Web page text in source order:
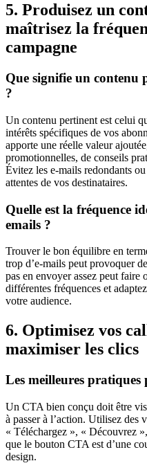
5. Produisez un
maîtrisez la
campagne
Que signifie un contenu
?
Un contenu pertinent est celui
intérêts spécifiques de vos
apporte une réelle valeur
promotionnelles, de conseils
Évitez les e-mails redondants
attentes de vos destinataires.
Quelle est la fréquence
emails ?
Trouver le bon équilibre en
trop d’e-mails peut provoquer
pas en envoyer assez peut faire
différentes fréquences et
votre audience.
6. Optimisez vos
maximiser les clics
Les meilleures pratiques
Un CTA bien conçu doit être
à passer à l’action. Utilisez des
« Téléchargez », « Découvrez
que le bouton CTA est d’une
design.